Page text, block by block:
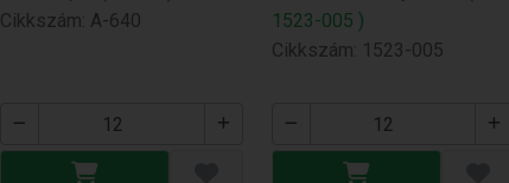
Cikkszám: A-640
1523-005 )
Cikkszám: 1523-005